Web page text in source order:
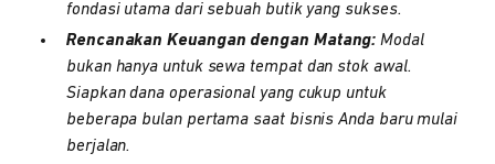
fondasi utama dari sebuah butik yang sukses.
Rencanakan Keuangan dengan Matang: Modal
bukan hanya untuk sewa tempat dan stok awal.
Siapkan dana operasional yang cukup untuk
beberapa bulan pertama saat bisnis Anda baru mulai
berjalan.